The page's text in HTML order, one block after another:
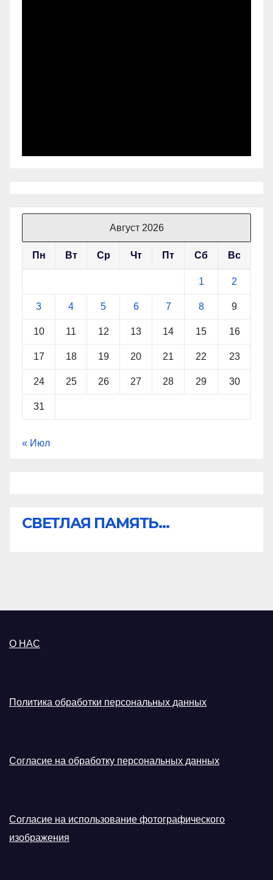
Август 2026
Пн Вт Ср Чт Пт Сб Вс
1 2
3 4 5 6 7 8 9
10 11 12 13 14 15 16
17 18 19 20 21 22 23
24 25 26 27 28 29 30
31
« Июл
СВЕТЛАЯ ПАМЯТЬ...
О НАС
Политика обработки персональных данных
Согласие на обработку персональных данных
Согласие на использование фотографического
изображения